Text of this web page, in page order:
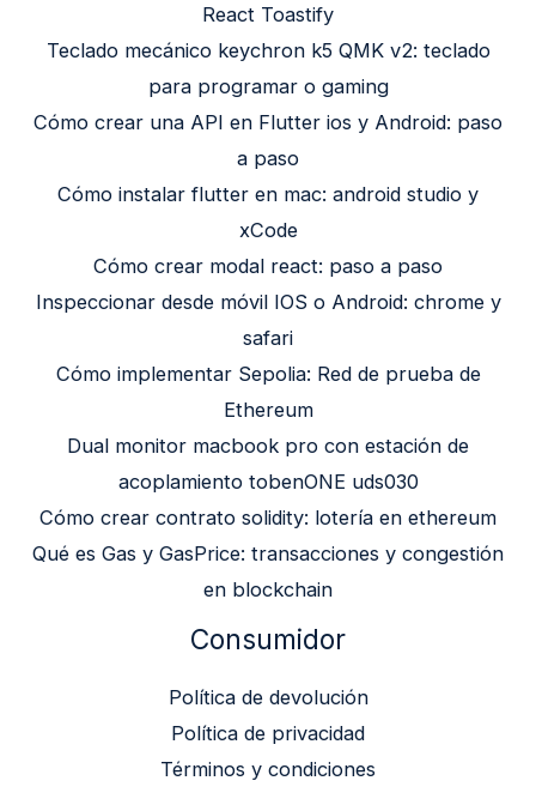
React Toastify
Teclado mecánico keychron k5 QMK v2: teclado
para programar o gaming
Cómo crear una API en Flutter ios y Android: paso
a paso
Cómo instalar flutter en mac: android studio y
xCode
Cómo crear modal react: paso a paso
Inspeccionar desde móvil IOS o Android: chrome y
safari
Cómo implementar Sepolia: Red de prueba de
Ethereum
Dual monitor macbook pro con estación de
acoplamiento tobenONE uds030
Cómo crear contrato solidity: lotería en ethereum
Qué es Gas y GasPrice: transacciones y congestión
en blockchain
Consumidor
Política de devolución
Política de privacidad
Términos y condiciones